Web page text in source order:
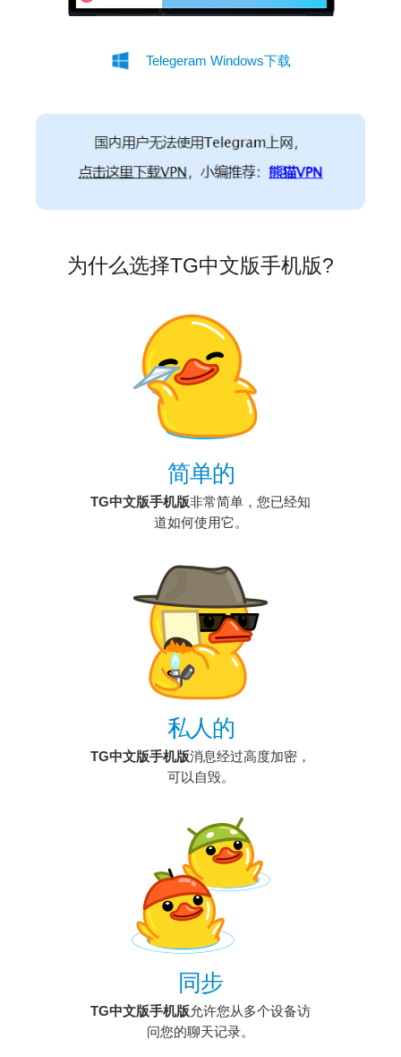
Telegeram Windows下载
为什么选择TG中文版手机版?
简单的
TG中文版手机版非常简单，您已经知
道如何使用它。
私人的
TG中文版手机版消息经过高度加密，
可以自毁。
同步
TG中文版手机版允许您从多个设备访
问您的聊天记录。